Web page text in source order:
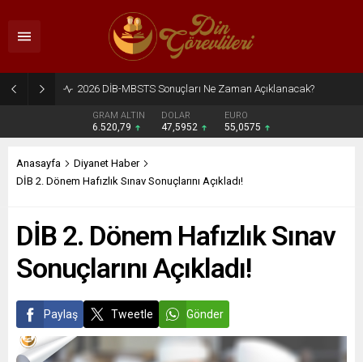
2026 DİB-MBSTS Sonuçları Ne Zaman Açıklanacak?
GRAM ALTIN
6.520,79
DOLAR
47,5952
EURO
55,0575
Anasayfa
Diyanet Haber
DİB 2. Dönem Hafızlık Sınav Sonuçlarını Açıkladı!
DİB 2. Dönem Hafızlık Sınav
Sonuçlarını Açıkladı!
Paylaş Tweetle Gönder